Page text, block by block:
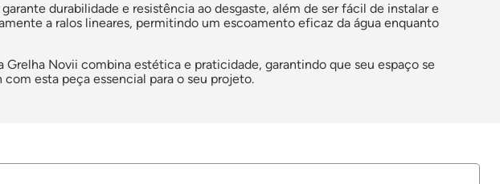
durabilidade e resistência ao desgaste, além de ser fácil de instalar e
a ralos lineares, permitindo um escoamento eficaz da água enquanto
Grelha Novii combina estética e praticidade, garantindo que seu espaço se
esta peça essencial para o seu projeto.